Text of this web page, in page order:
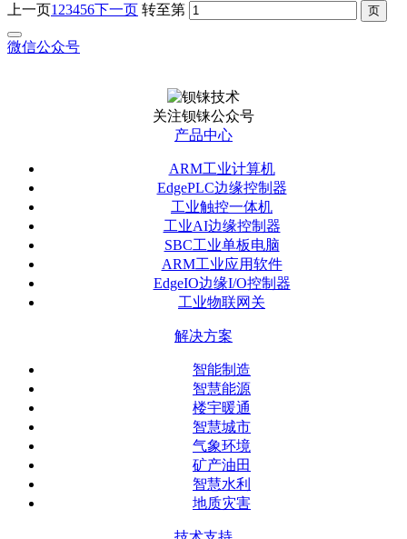
上一页1 23456下一页 转至第
微信公众号
关注钡铼公众号
产品中心
ARM工业计算机
EdgePLC边缘控制器
工业触控一体机
工业AI边缘控制器
SBC工业单板电脑
ARM工业应用软件
EdgeIO边缘I/O控制器
工业物联网关
解决方案
智能制造
智慧能源
楼宇暖通
智慧城市
气象环境
矿产油田
智慧水利
地质灾害